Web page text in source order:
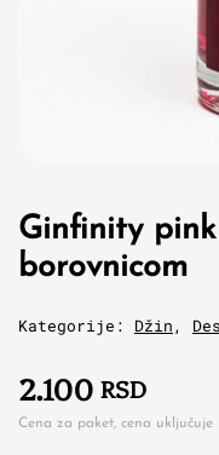
Ginfinity
borovnicom
Kategorije: Džin,
2.100 RSD
Cena za paket, cena uključuje